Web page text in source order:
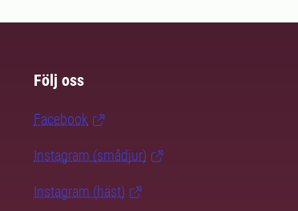
Följ oss
Facebook
Instagram (smådjur)
Instagram (häst)